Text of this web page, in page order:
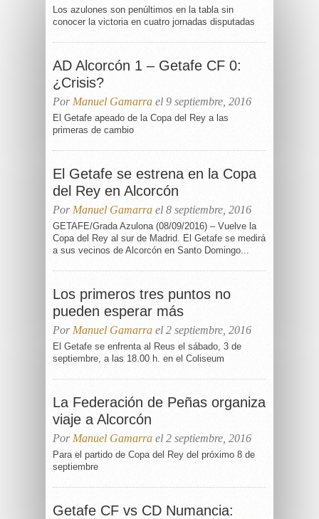
Los azulones son penúltimos en la tabla sin
conocer la victoria en cuatro jornadas disputadas
AD Alcorcón 1 – Getafe CF 0:
¿Crisis?
Por Manuel Gamarra el 9 septiembre, 2016
El Getafe apeado de la Copa del Rey a las
primeras de cambio
El Getafe se estrena en la Copa
del Rey en Alcorcón
Por Manuel Gamarra el 8 septiembre, 2016
GETAFE/Grada Azulona (08/09/2016) – Vuelve la
Copa del Rey al sur de Madrid. El Getafe se medirá
a sus vecinos de Alcorcón en Santo Domingo...
Los primeros tres puntos no
pueden esperar más
Por Manuel Gamarra el 2 septiembre, 2016
El Getafe se enfrenta al Reus el sábado, 3 de
septiembre, a las 18.00 h. en el Coliseum
La Federación de Peñas organiza
viaje a Alcorcón
Por Manuel Gamarra el 2 septiembre, 2016
Para el partido de Copa del Rey del próximo 8 de
septiembre
Getafe CF vs CD Numancia: